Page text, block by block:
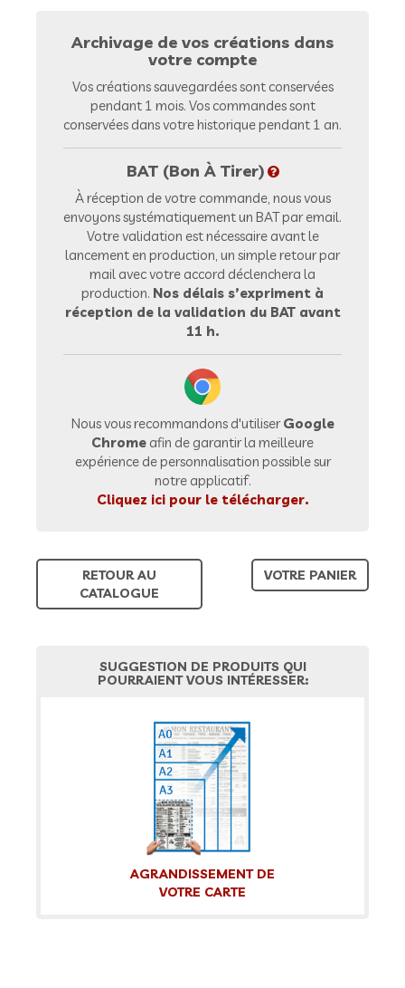
Archivage de vos créations dans
votre compte
Vos créations sauvegardées sont conservées
pendant 1 mois. Vos commandes sont
conservées dans votre historique pendant 1 an.
BAT (Bon À Tirer)
À réception de votre commande, nous vous
envoyons systématiquement un BAT par email.
Votre validation est nécessaire avant le
lancement en production, un simple retour par
mail avec votre accord déclenchera la
production. Nos délais s’expriment à
réception de la validation du BAT avant
11 h.
Nous vous recommandons d'utiliserGoogle
Chrome afin de garantir la meilleure
expérience de personnalisation possible sur
notre applicatif.
Cliquez ici pour le télécharger.
RETOUR AU
CATALOGUE
VOTRE PANIER
SUGGESTION DE PRODUITS QUI
POURRAIENT VOUS INTÉRESSER:
AGRANDISSEMENT DE
VOTRE CARTE